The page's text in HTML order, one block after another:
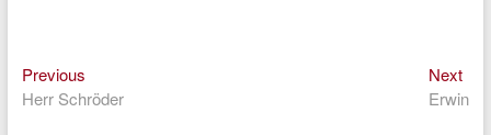
Beitragsnavigation
PreviousPrevious
post:
Herr Schröder
Next
Erwin